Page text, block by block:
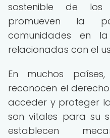
sostenible de los
promueven la
comunidades en
relacionadas con el
En muchos
reconocen el
acceder y proteger
son vitales para su
establecen